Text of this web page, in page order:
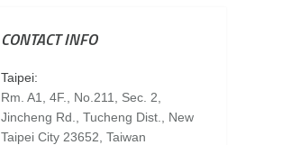
CONTACT INFO
Taipei:
Rm. A1, 4F., No.211, Sec. 2,
Jincheng Rd., Tucheng Dist., New
Taipei City 23652, Taiwan